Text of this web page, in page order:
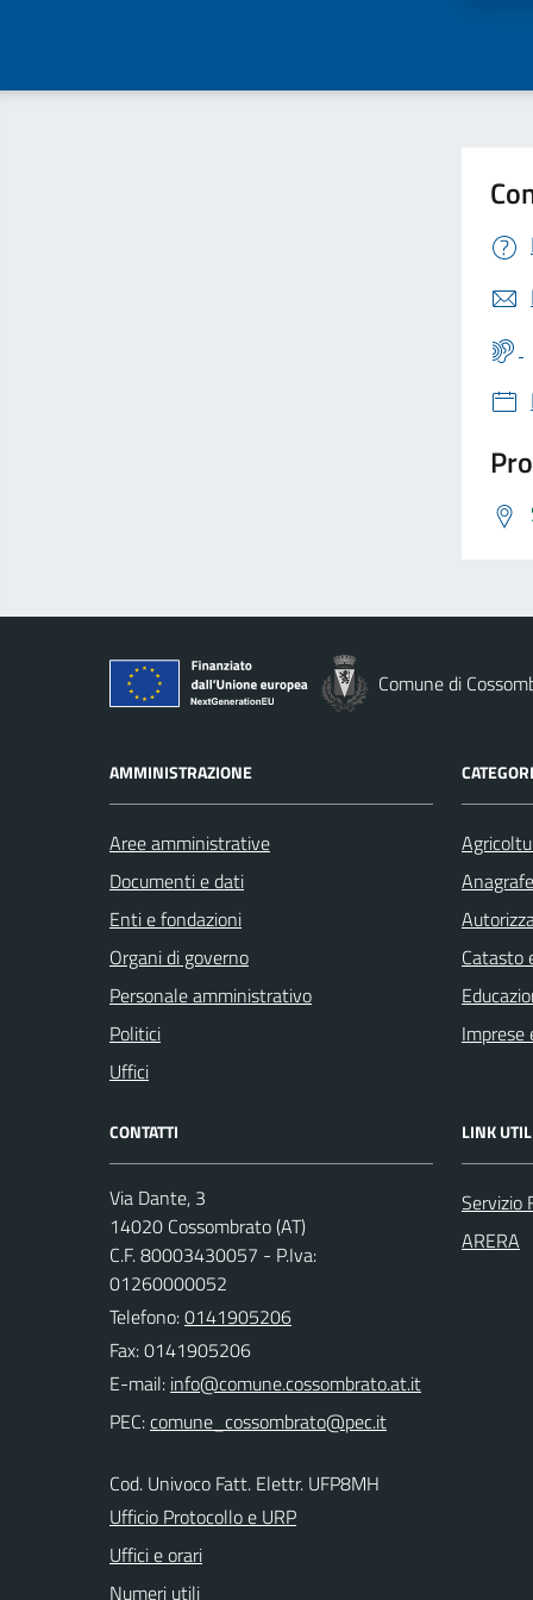
Comune di
AMMINISTRAZIONE
Aree amministrative
Documenti e dati
Enti e fondazioni
Organi di governo
Personale amministrativo
Politici
Uffici
Catasto
Imprese
CONTATTI
Via Dante, 3
14020 Cossombrato (AT)
C.F. 80003430057 - P.Iva:
01260000052
Telefono:0141905206
Fax: 0141905206
E-mail:
PEC:
Cod. Univoco Fatt. Elettr. UFP8MH
Ufficio Protocollo e URP
Uffici e orari
Numeri utili
LINK
Servizio
ARERA